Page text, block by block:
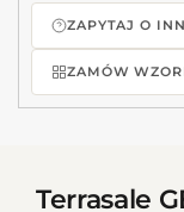
ZAPYTAJ O
ZAMÓW
Terrasale